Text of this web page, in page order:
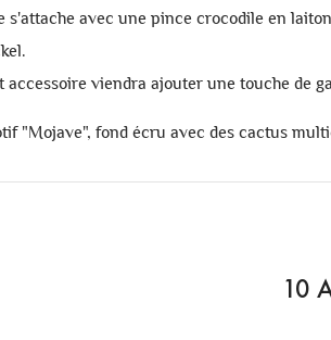
s'attache avec une pince crocodile en
accessoire viendra ajouter une touche de
"Mojave", fond écru avec des cactus
10